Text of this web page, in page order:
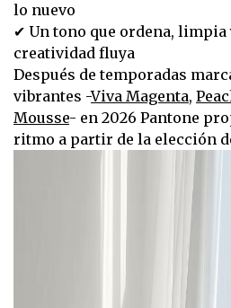
lo nuevo
✔ Un tono que ordena,
creatividad fluya
Después de temporadas
vibrantes -Viva Magenta,
Mousse- en 2026 Pantone
ritmo a partir de la elección